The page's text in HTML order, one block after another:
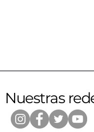
Nuestras